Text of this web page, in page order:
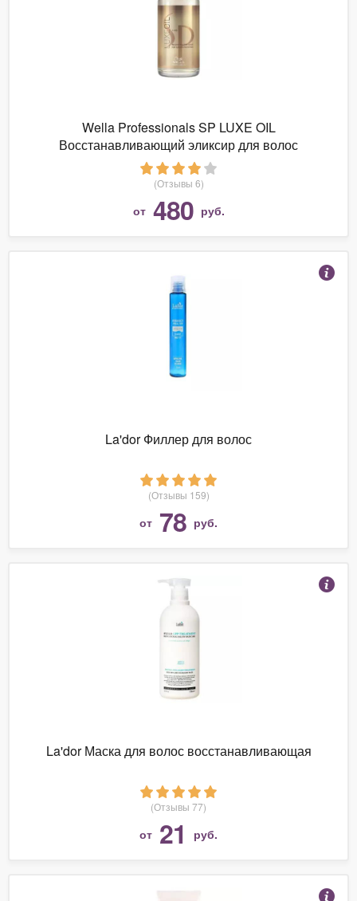
Wella Professionals SP LUXE OIL
Восстанавливающий эликсир для волос
(Отзывы 6)
от 480 руб.
La'dor Филлер для волос
(Отзывы 159)
от 78 руб.
La'dor Маска для волос восстанавливающая
(Отзывы 77)
от 21 руб.